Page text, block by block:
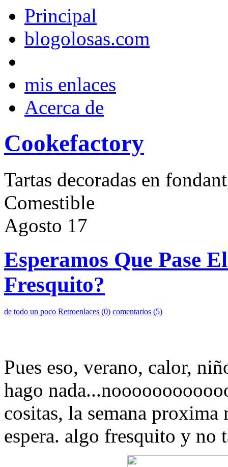
Principal
blogolosas.com
mis enlaces
Acerca de
Cookefactory
Tartas decoradas en
Comestible
Agosto 17
Esperamos Que Pase
Fresquito?
de todo un poco Retroenlaces (0) comentarios (5)
Pues eso, verano, calor,
hago
cositas, la semana
espera. algo fresquito y no